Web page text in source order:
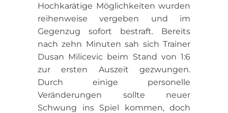
Hochkarätige Möglichkeiten wurden
reihenweise vergeben und im
Gegenzug sofort bestraft. Bereits
nach zehn Minuten sah sich Trainer
Dusan Milicevic beim Stand von 1:6
zur ersten Auszeit gezwungen.
Durch einige personelle
Veränderungen sollte neuer
Schwung ins Spiel kommen, doch